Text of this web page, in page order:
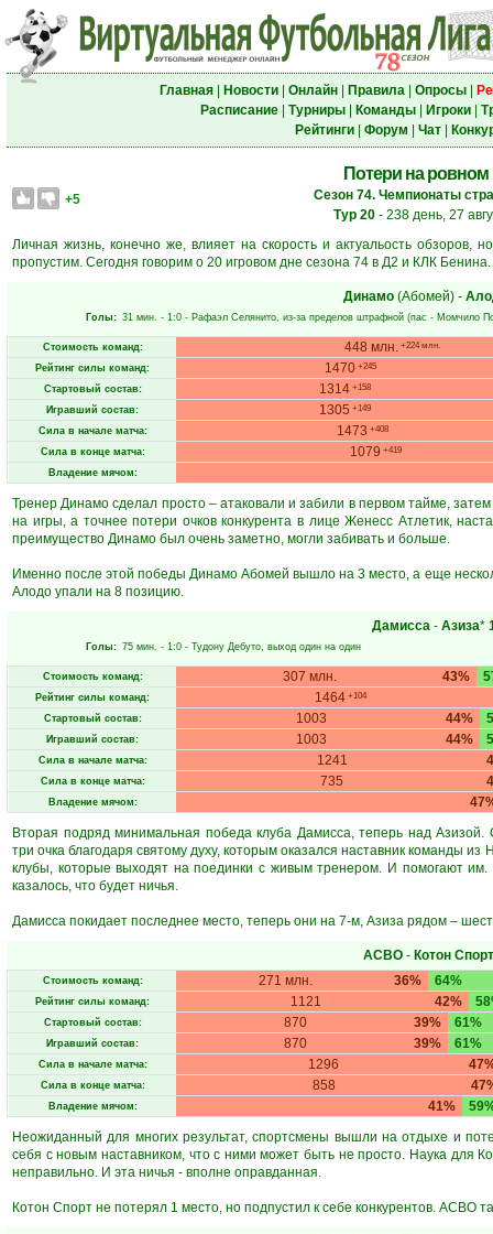
Главная| Новости| Онлайн| Правила| Опросы|
Расписание| Турниры| Команды| Игроки|
Рейтинги| Форум Чат|
Потери на ровном
+5
Сезон 74. Чемпионаты
Тур 20- 238 день, 27
Личная жизнь, конечно же, влияет на скорость и актуальость
пропустим. Сегодня говорим о 20 игровом дне сезона 74 в Д2 и КЛК
Динамо (Абомей) -
Голы: 31 мин. - 1:0 - Рафаэл Селянито, из-за пределов штрафной (пас - Момчило
Стоимость команд: 448 млн. +224 млн.
Рейтинг силы команд: 1470+245
Стартовый состав: 1314 +158
Игравший состав: 1305 +149
Сила в начале матча: 1473 +408
Сила в конце матча: 1079 +419
Владение мячом:
Тренер Динамо сделал просто – атаковали и забили в первом тайме,
на игры, а точнее потери очков конкурента в лице Женесс Атлетик,
преимущество Динамо был очень заметно, могли забивать и больше.
Именно после этой победы Динамо Абомей вышло на 3 место, а еще
Алодо упали на 8 позицию.
Дамисса - Азиза*
Голы: 75 мин. - 1:0 - Тудону Дебуто, выход один на один
Стоимость команд: 43%
307 млн.
Рейтинг силы команд: 1464 +104
Стартовый состав: 44%
1003
Игравший состав: 44%
1003
Сила в начале матча: 1241
Сила в конце матча: 735
Владение мячом:
Вторая подряд минимальная победа клуба Дамисса, теперь над
три очка благодаря святому духу, которым оказался наставник команды
клубы, которые выходят на поединки с живым тренером. И помогают им.
казалось, что будет ничья.
Дамисса покидает последнее место, теперь они на 7-м, Азиза рядом –
АСВО - Котон Спорт
Стоимость команд: 36%
271 млн. 64%
Рейтинг силы команд: 42%
1121
Стартовый состав: 39%
870 61%
Игравший состав: 39%
870 61%
Сила в начале матча: 1296
Сила в конце матча: 858
Владение мячом: 41%
Неожиданный для многих результат, спортсмены вышли на отдыхе и
себя с новым наставником, что с ними может быть не просто. Наука для
неправильно. И эта ничья - вполне оправданная.
Котон Спорт не потерял 1 место, но подпустил к себе конкурентов. АСВО